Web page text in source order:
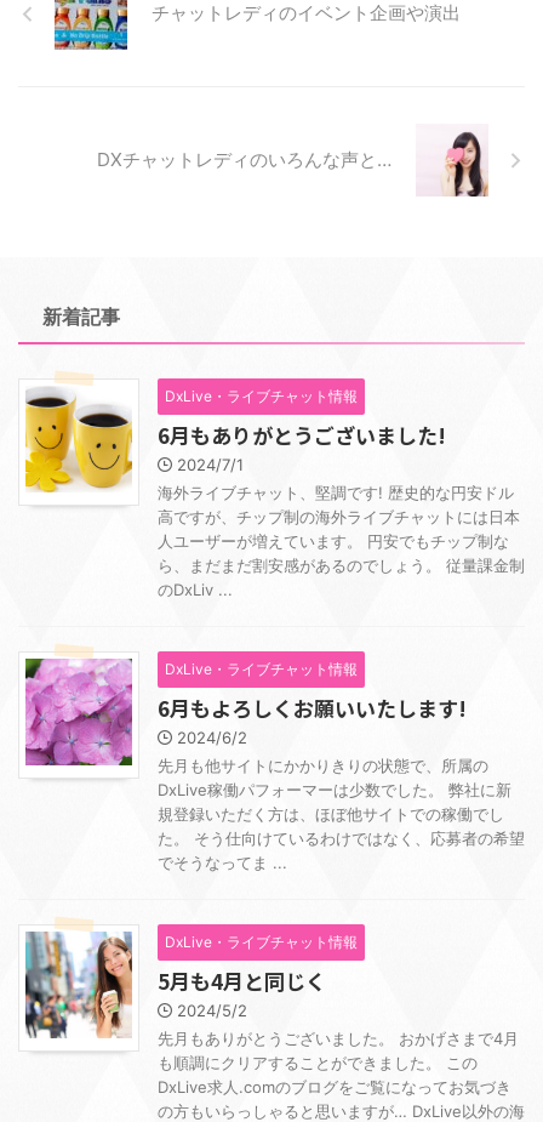
チャットレディのイベント企画や演出
DXチャットレディのいろんな声と…
新着記事
DxLive・ライブチャット情報
6月もありがとうございました!
2024/7/1
海外ライブチャット、堅調です! 歴史的な円安ドル
高ですが、チップ制の海外ライブチャットには日本
人ユーザーが増えています。 円安でもチップ制な
ら、まだまだ割安感があるのでしょう。 従量課金制
のDxLiv ...
DxLive・ライブチャット情報
6月もよろしくお願いいたします!
2024/6/2
先月も他サイトにかかりきりの状態で、所属の
DxLive稼働パフォーマーは少数でした。 弊社に新
規登録いただく方は、ほぼ他サイトでの稼働でし
た。 そう仕向けているわけではなく、応募者の希望
でそうなってま ...
DxLive・ライブチャット情報
5月も4月と同じく
2024/5/2
先月もありがとうございました。 おかげさまで4月
も順調にクリアすることができました。 この
DxLive求人.comのブログをご覧になってお気づき
の方もいらっしゃると思いますが… DxLive以外の海